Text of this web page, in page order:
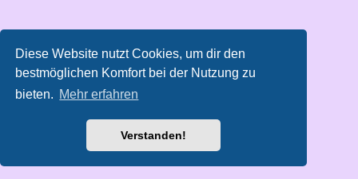
Diese Website nutzt Cookies, um dir den
bestmöglichen Komfort bei der Nutzung zu
bieten. Mehr erfahren
Verstanden!